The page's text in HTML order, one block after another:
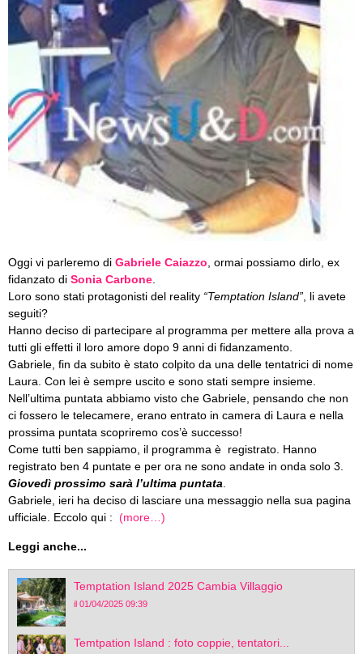
Oggi vi parleremo di Gabriele Caiazzo , ormai possiamo dirlo, ex
fidanzato di Sonia Carbone
Loro sono stati protagonisti del reality “Temptation Island” , li avete
seguiti?
Hanno deciso di partecipare al programma per mettere alla prova a
tutti gli effetti il loro amore dopo 9 anni di fidanzamento.
Gabriele, fin da subito è stato colpito da una delle tentatrici di nome
Laura. Con lei è sempre uscito e sono stati sempre insieme.
Nell’ultima puntata abbiamo visto che Gabriele, pensando che non
ci fossero le telecamere, erano entrato in camera di Laura e nella
prossima puntata scopriremo cos’è successo!
Come tutti ben sappiamo, il programma è registrato. Hanno
registrato ben 4 puntate e per ora ne sono andate in onda solo 3.
Giovedì prossimo sarà l’ultima puntata
Gabriele, ieri ha deciso di lasciare una messaggio nella sua pagina
ufficiale. Eccolo qui : (more…)
Leggi anche...
Temptation Island 2025 Cambia Villaggio
il 01/04/2025 09:39
Temtpation Island : foto coppie, tentatori...